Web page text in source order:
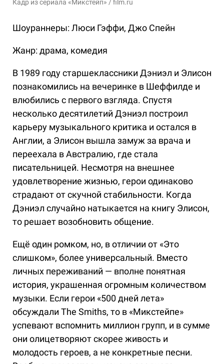
Кадр из сериала «Микстейп» / film.ru
Шоураннеры: Люси Гэффи, Джо Спейн
Жанр: драма, комедия
В 1989 году старшеклассники Дэниэл и Элисон
познакомились на вечеринке в Шеффилде и
влюбились с первого взгляда. Спустя
несколько десятилетий Дэниэл построил
карьеру музыкального критика и остался в
Англии, а Элисон вышла замуж за врача и
переехала в Австралию, где стала
писательницей. Несмотря на внешнее
удовлетворение жизнью, герои одинаково
страдают от скучной стабильности. Когда
Дэниэл случайно натыкается на книгу Элисон,
то решает возобновить общение.
Ещё один ромком, но, в отличии от «Это
слишком», более универсальный. Вместо
личных переживаний — вполне понятная
история, украшенная огромным количеством
музыки. Если герои «500 дней лета»
обсуждали The Smiths, то в «Микстейпе»
успевают вспомнить миллион групп, и в сумме
они олицетворяют скорее живость и
молодость героев, а не конкретные песни.